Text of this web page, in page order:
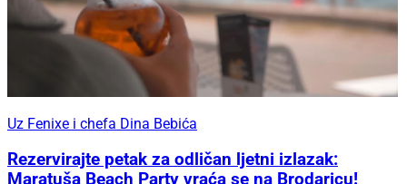
Uz Fenixe i chefa Dina Bebića
Rezervirajte petak za odličan ljetni izlazak:
Maratuša Beach Party vraća se na Brodaricu!